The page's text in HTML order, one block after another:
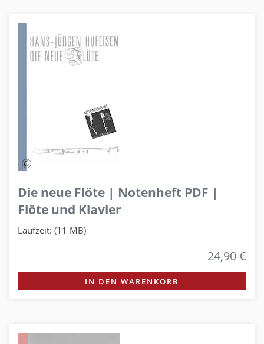
Die neue Flöte | Notenheft PDF |
Flöte und Klavier
Laufzeit: (11 MB)
24,90 €
IN DEN WARENKORB